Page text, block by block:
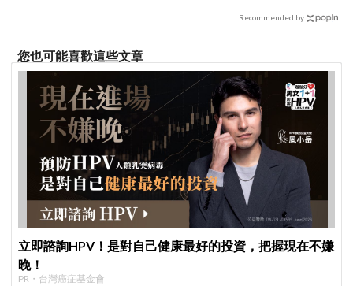
Recommended by
您也可能喜歡這些文章
立即諮詢HPV！是對自己健康最好的投資，把握現在不嫌
晚！
PR・台灣癌症基金會